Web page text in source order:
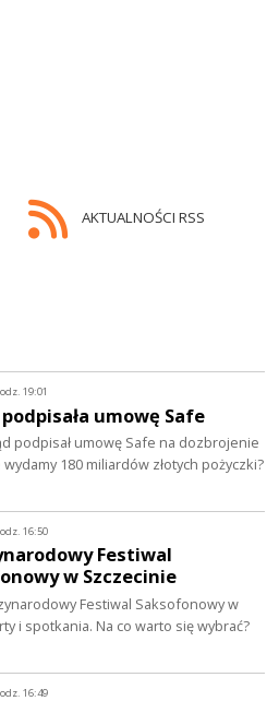
AKTUALNOŚCI RSS
19:01
umowę Safe
podpisał umowę Safe na dozbrojenie
180 miliardów złotych pożyczki?
16:50
Festiwal
w Szczecinie
Festiwal Saksofonowy w
i spotkania. Na co warto się wybrać?
16:49